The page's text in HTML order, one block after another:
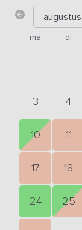
ma di
3 4
10 11
17 18
24 25